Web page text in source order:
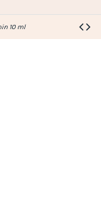
10 ml